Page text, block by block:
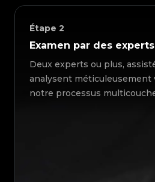
Étape 2
Examen par des experts
Deux experts ou plus,
analysent méticuleusement
notre processus